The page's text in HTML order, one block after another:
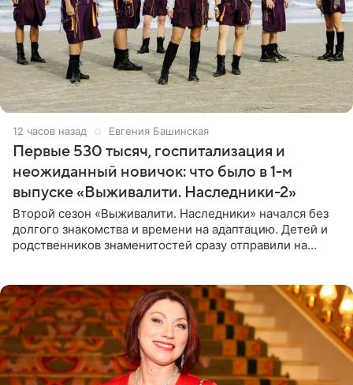
12 часов назад Евгения Башинская
Первые 530 тысяч, госпитализация и
неожиданный новичок: что было в 1-м
выпуске «Выживалити. Наследники-2»
Второй сезон «Выживалити. Наследники» начался без
долгого знакомства и времени на адаптацию. Детей и
родственников знаменитостей сразу отправили на